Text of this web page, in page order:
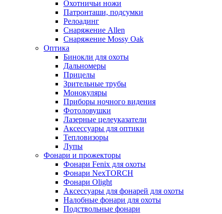
Охотничьи ножи
Патронташи, подсумки
Релоадинг
Снаряжение Allen
Снаряжение Mossy Oak
Оптика
Бинокли для охоты
Дальномеры
Прицелы
Зрительные трубы
Монокуляры
Приборы ночного видения
Фотоловушки
Лазерные целеуказатели
Аксессуары для оптики
Тепловизоры
Лупы
Фонари и прожекторы
Фонари Fenix для охоты
Фонари NexTORCH
Фонари Olight
Аксессуары для фонарей для охоты
Налобные фонари для охоты
Подствольные фонари